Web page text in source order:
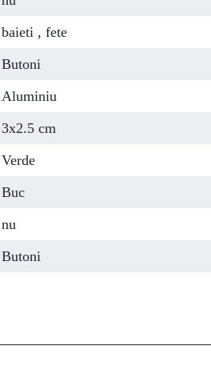
baieti , fete
Butoni
Aluminiu
3x2.5 cm
Verde
Buc
nu
Butoni